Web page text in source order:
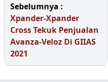
Sebelumnya :
Xpander-Xpander
Cross Tekuk Penjualan
Avanza-Veloz Di GIIAS
2021